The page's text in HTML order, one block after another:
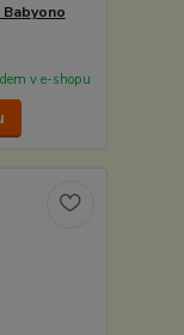
v e-shopu